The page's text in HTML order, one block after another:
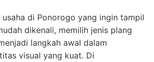
di Ponorogo yang ingin tampil
dikenali, memilih jenis plang
langkah awal dalam
visual yang kuat. Di